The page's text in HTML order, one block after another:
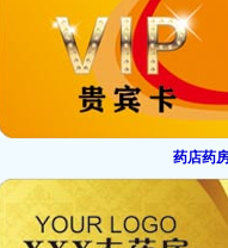
药店药